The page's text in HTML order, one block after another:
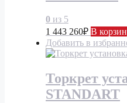
0 из 5
1 443 260₽ В
Добавить в
Торкрет
STANDART